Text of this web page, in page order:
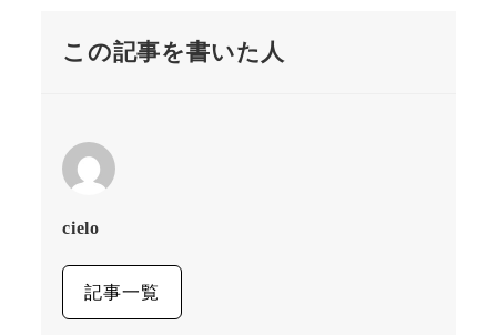
この記事を書いた人
cielo
記事一覧